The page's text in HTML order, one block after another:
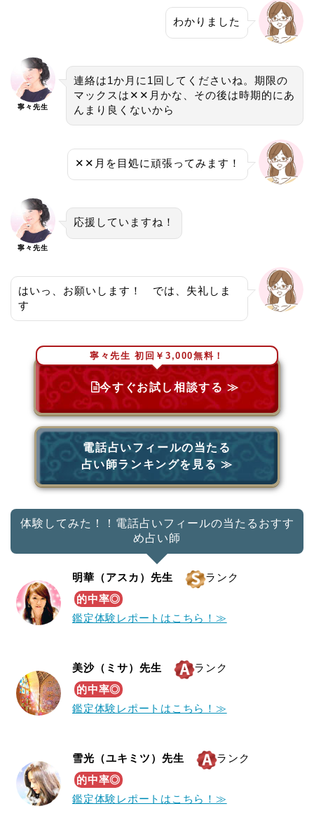
わかりました
寧々先生
連絡は1か月に1回してくださいね。期限の
マックスは✕✕月かな、その後は時期的にあ
んまり良くないから
✕✕月を目処に頑張ってみます！
寧々先生
応援していますね！
はいっ、お願いします！ では、失礼しま
す
寧々先生 初回￥3,000無料！
今すぐお試し相談する ≫
電話占いフィールの当たる
占い師ランキングを見る ≫
体験してみた！！電話占いフィールの当たるおすす
め占い師
明華（アスカ）先生
ランク
的中率◎
鑑定体験レポートはこちら！≫
美沙（ミサ）先生
ランク
的中率◎
鑑定体験レポートはこちら！≫
雪光（ユキミツ）先生
ランク
的中率◎
鑑定体験レポートはこちら！≫